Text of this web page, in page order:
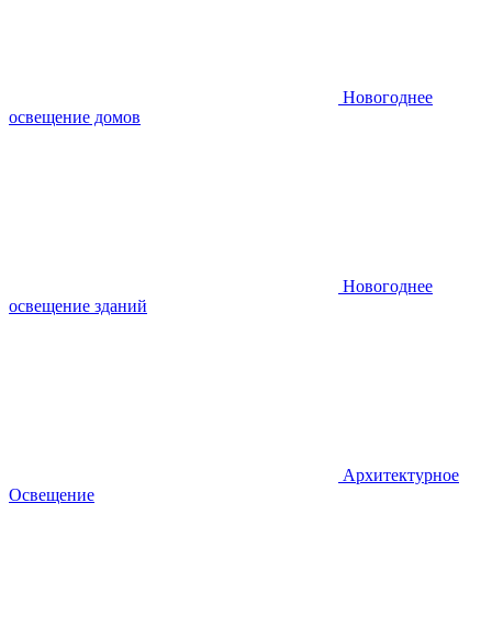
Новогоднее
освещение домов
Новогоднее
освещение зданий
Архитектурное
Освещение